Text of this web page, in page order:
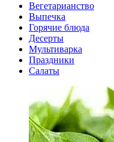
Вегетарианство
Выпечка
Горячие блюда
Десерты
Мультиварка
Праздники
Салаты